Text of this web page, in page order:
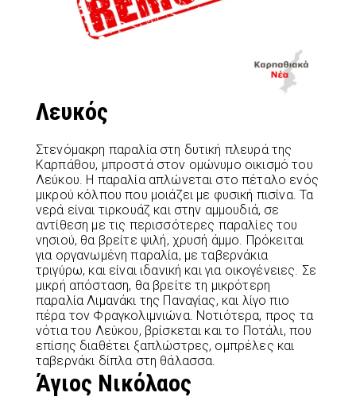
Λευκός
Στενόμακρη παραλία στη δυτική πλευρά της
Καρπάθου, μπροστά στον ομώνυμο οικισμό του
Λεύκου. Η παραλία απλώνεται στο πέταλο ενός
μικρού κόλπου που μοιάζει με φυσική πισίνα. Τα
νερά είναι τιρκουάζ και στην αμμουδιά, σε
αντίθεση με τις περισσότερες παραλίες του
νησιού, θα βρείτε ψιλή, χρυσή άμμο. Πρόκειται
για οργανωμένη παραλία, με ταβερνάκια
τριγύρω, και είναι ιδανική και για οικογένειες. Σε
μικρή απόσταση, θα βρείτε τη μικρότερη
παραλία Λιμανάκι της Παναγίας, και λίγο πιο
πέρα τον Φραγκολιμνιώνα. Νοτιότερα, προς τα
νότια του Λεύκου, βρίσκεται και το Ποτάλι, που
επίσης διαθέτει ξαπλώστρες, ομπρέλες και
ταβερνάκι δίπλα στη θάλασσα.
Άγιος Νικόλαος